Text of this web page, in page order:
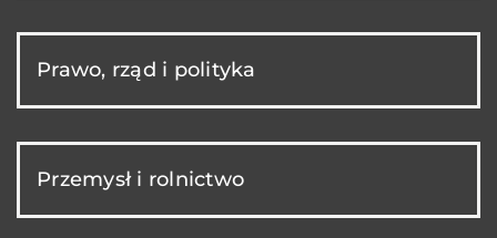
Prawo, rząd i polityka
Przemysł i rolnictwo